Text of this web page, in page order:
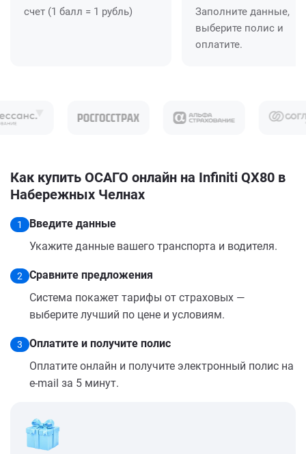
счет (1 балл = 1 рубль)
Заполните данные,
выберите полис и
оплатите.
Как купить ОСАГО онлайн на Infiniti QX80 в
Набережных Челнах
1
Введите данные
Укажите данные вашего транспорта и водителя.
2
Сравните предложения
Система покажет тарифы от страховых —
выберите лучший по цене и условиям.
3
Оплатите и получите полис
Оплатите онлайн и получите электронный полис на
e-mail за 5 минут.